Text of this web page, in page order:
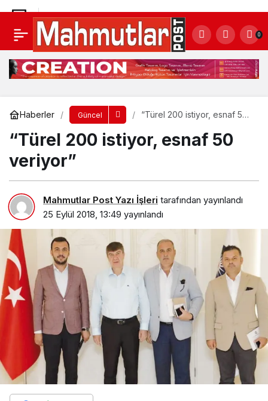
0
Haberler Güncel
“Türel 200 istiyor, esnaf 50
“Türel 200 istiyor, esnaf 50
veriyor”
Mahmutlar Post Yazı İşleri tarafından yayınlandı
25 Eylül 2018, 13:49 yayınlandı
“Türel 200 istiyor, esnaf 50 veriyor”
Yorum Yap